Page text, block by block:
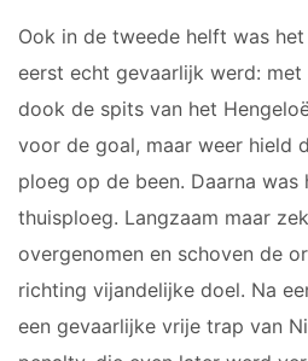
JO13-3
JO13-4
MO13-1
ZAAL
HEREN
1
HEREN
2
Ook in de tweede helft was
eerst echt gevaarlijk werd: met
dook de spits van het
voor de goal, maar weer hield
ploeg op de been. Daarna
thuisploeg. Langzaam maar
overgenomen en schoven de
richting vijandelijke doel. Na
een gevaarlijke vrije trap van